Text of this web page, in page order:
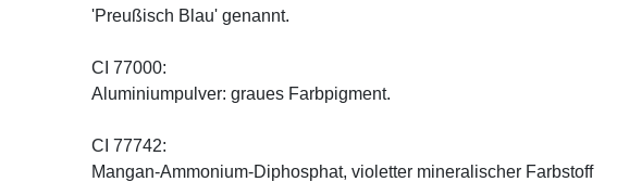
'Preußisch Blau' genannt.
CI 77000:
Aluminiumpulver: graues Farbpigment.
CI 77742:
Mangan-Ammonium-Diphosphat, violetter mineralischer Farbstoff